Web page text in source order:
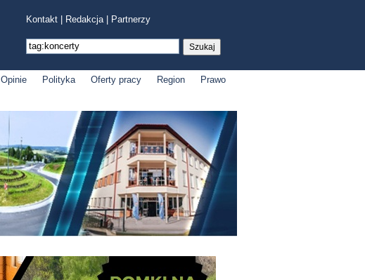
Kontakt Redakcja| Partnerzy
Opinie Polityka Oferty pracy Region
Prawo